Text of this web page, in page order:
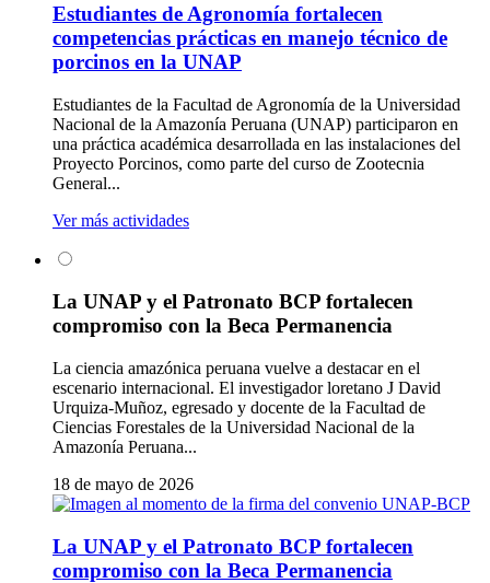
Estudiantes de Agronomía fortalecen
competencias prácticas en manejo técnico de
porcinos en la UNAP
Estudiantes de la Facultad de Agronomía de la Universidad
Nacional de la Amazonía Peruana (UNAP) participaron en
una práctica académica desarrollada en las instalaciones del
Proyecto Porcinos, como parte del curso de Zootecnia
General...
Ver más actividades
La UNAP y el Patronato BCP fortalecen
compromiso con la Beca Permanencia
La ciencia amazónica peruana vuelve a destacar en el
escenario internacional. El investigador loretano J David
Urquiza-Muñoz, egresado y docente de la Facultad de
Ciencias Forestales de la Universidad Nacional de la
Amazonía Peruana...
18 de mayo de 2026
La UNAP y el Patronato BCP fortalecen
compromiso con la Beca Permanencia